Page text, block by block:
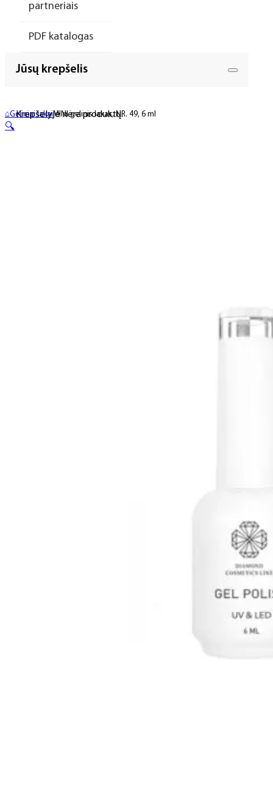
partneriais
PDF katalogas
Jūsų krepšelis
Krepšelyje nėra produktų.
⌂Geliniai lakaiMINI gelinis lakas, NR. 49, 6 ml
🔍